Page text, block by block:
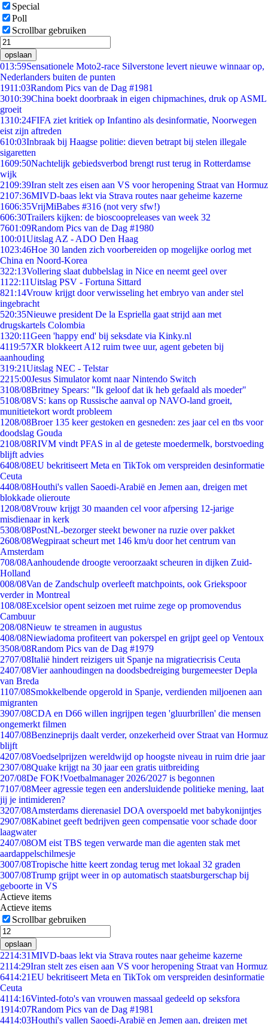
Special
Poll
Scrollbar gebruiken
opslaan
013:59Sensationele Moto2-race Silverstone levert nieuwe winnaar op,
Nederlanders buiten de punten
1911:03Random Pics van de Dag #1981
3010:39China boekt doorbraak in eigen chipmachines, druk op ASML
groeit
1310:24FIFA ziet kritiek op Infantino als desinformatie, Noorwegen
eist zijn aftreden
610:03Inbraak bij Haagse politie: dieven betrapt bij stelen illegale
sigaretten
1609:50Nachtelijk gebiedsverbod brengt rust terug in Rotterdamse
wijk
2109:39Iran stelt zes eisen aan VS voor heropening Straat van Hormuz
2107:36MIVD-baas lekt via Strava routes naar geheime kazerne
1606:35VrijMiBabes #316 (not very sfw!)
606:30Trailers kijken: de bioscoopreleases van week 32
7601:09Random Pics van de Dag #1980
100:01Uitslag AZ - ADO Den Haag
1023:46Hoe 30 landen zich voorbereiden op mogelijke oorlog met
China en Noord-Korea
322:13Vollering slaat dubbelslag in Nice en neemt geel over
11 22:11Uitslag PSV - Fortuna Sittard
821:14Vrouw krijgt door verwisseling het embryo van ander stel
ingebracht
520:35Nieuwe president De la Espriella gaat strijd aan met
drugskartels Colombia
1320:11Geen 'happy end' bij seksdate via Kinky.nl
4119:57XR blokkeert A12 ruim twee uur, agent gebeten bij
aanhouding
319:21Uitslag NEC - Telstar
2215:00Jesus Simulator komt naar Nintendo Switch
3108/08Britney Spears: "Ik geloof dat ik heb gefaald als moeder"
5108/08VS: kans op Russische aanval op NAVO-land groeit,
munitietekort wordt probleem
1208/08Broer 135 keer gestoken en gesneden: zes jaar cel en tbs voor
doodslag Gouda
2108/08RIVM vindt PFAS in al de geteste moedermelk, borstvoeding
blijft advies
6408/08EU bekritiseert Meta en TikTok om verspreiden desinformatie
Ceuta
4408/08Houthi's vallen Saoedi-Arabië en Jemen aan, dreigen met
blokkade olieroute
1208/08Vrouw krijgt 30 maanden cel voor afpersing 12-jarige
misdienaar in kerk
5308/08PostNL-bezorger steekt bewoner na ruzie over pakket
2608/08Wegpiraat scheurt met 146 km/u door het centrum van
Amsterdam
708/08Aanhoudende droogte veroorzaakt scheuren in dijken Zuid-
Holland
008/08Van de Zandschulp overleeft matchpoints, ook Griekspoor
verder in Montreal
108/08Excelsior opent seizoen met ruime zege op promovendus
Cambuur
208/08Nieuw te streamen in augustus
408/08Niewiadoma profiteert van pokerspel en grijpt geel op Ventoux
3508/08Random Pics van de Dag #1979
2707/08Italië hindert reizigers uit Spanje na migratiecrisis Ceuta
2407/08Vier aanhoudingen na doodsbedreiging burgemeester Depla
van Breda
1107/08Smokkelbende opgerold in Spanje, verdienden miljoenen aan
migranten
3907/08CDA en D66 willen ingrijpen tegen 'gluurbrillen' die mensen
ongemerkt filmen
1407/08Benzineprijs daalt verder, onzekerheid over Straat van Hormuz
blijft
4207/08Voedselprijzen wereldwijd op hoogste niveau in ruim drie jaar
2307/08Quake krijgt na 30 jaar een gratis uitbreiding
207/08De FOK!Voetbalmanager 2026/2027 is begonnen
7107/08Meer agressie tegen een andersluidende politieke mening, laat
jij je intimideren?
3207/08Amsterdams dierenasiel DOA overspoeld met babykonijntjes
2907/08Kabinet geeft bedrijven geen compensatie voor schade door
laagwater
2407/08OM eist TBS tegen verwarde man die agenten stak met
aardappelschilmesje
3007/08Tropische hitte keert zondag terug met lokaal 32 graden
3007/08Trump grijpt weer in op automatisch staatsburgerschap bij
geboorte in VS
Actieve items
Actieve items
Scrollbar gebruiken
opslaan
2214:31MIVD-baas lekt via Strava routes naar geheime kazerne
2114:29Iran stelt zes eisen aan VS voor heropening Straat van Hormuz
6414:21EU bekritiseert Meta en TikTok om verspreiden desinformatie
Ceuta
4114:16Vinted-foto's van vrouwen massaal gedeeld op seksfora
1914:07Random Pics van de Dag #1981
4414:03Houthi's vallen Saoedi-Arabië en Jemen aan, dreigen met